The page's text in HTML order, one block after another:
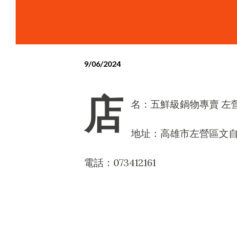
9/06/2024
店 名：五鮮級鍋物專賣 左
地址：高雄市左營區文
電話：073412161